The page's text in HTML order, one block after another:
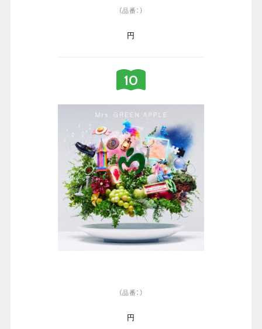
（品番：）
円
（品番：）
円